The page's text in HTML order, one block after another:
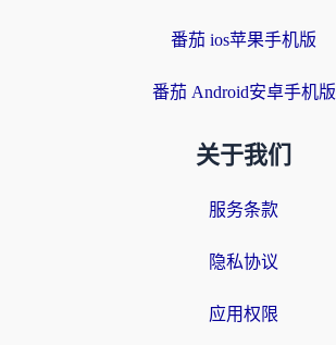
番茄 ios苹果手机版
番茄 Android安卓手机版
关于我们
服务条款
隐私协议
应用权限